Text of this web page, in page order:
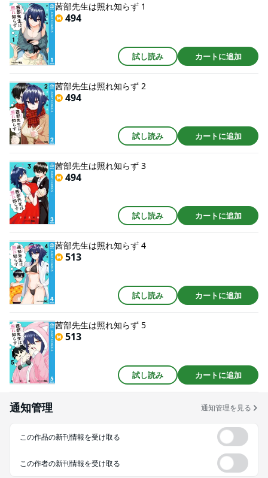
茜部先生は照れ知らず 1
494
試し読み カートに追加
茜部先生は照れ知らず 2
494
試し読み カートに追加
茜部先生は照れ知らず 3
494
試し読み カートに追加
茜部先生は照れ知らず 4
513
試し読み カートに追加
茜部先生は照れ知らず 5
513
試し読み カートに追加
通知管理 通知管理を見る
この作品の新刊情報を受け取る
この作者の新刊情報を受け取る